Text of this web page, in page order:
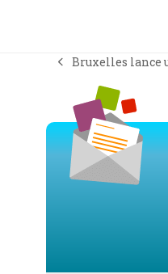
previous
Bruxelles lance